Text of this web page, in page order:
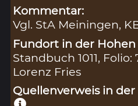
Kommentar:
Vgl. StA Meiningen,
Fundort in der
Standbuch 1011,
Lorenz Fries
Quellenverweis in